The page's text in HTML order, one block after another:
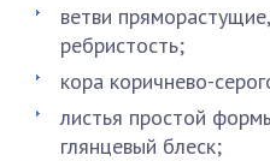
ветви
ребристость;
кора коричнево-
листья простой
глянцевый блеск;